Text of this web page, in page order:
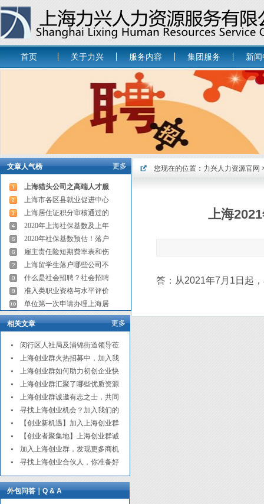
首页 关于力兴 服务内容 集团服务 新
上海
答：从2021年7月1日起
您现在的位置： 力兴人力资源官网
文章人气榜 更多
上海猎头公司之高端人才服
上海市各区县就业促进中心
上海居住证积分审核通过的
2020年上海社保基数及上年
2020年社保基数预估！落户
雇主责任险短期费率表和伤
上海留学生落户哪些公司不
什么是社会招聘？社会招聘
准入类职业资格与水平评价
单位第一次申请办理上海居
相关文章 更多
闵行区人社局及浦锦街道领导莅
上海创业群火热招募中，加入我
上海创业群如何助力初创企业快
上海创业群汇聚了哪些优质资源
上海创业群诚邀有志之士，共同
寻找上海创业机会？加入我们的
【创业新机遇】加入上海创业群
【创业者聚集地】上海创业群诚
加入上海创业群，发现更多商机
寻找上海创业合伙人，你准备好
外包问答｜Q & A